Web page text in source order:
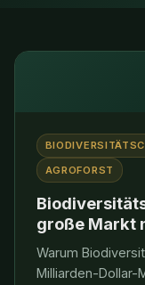
AGROFORST
große Markt
Warum
Milliarden-Dollar-